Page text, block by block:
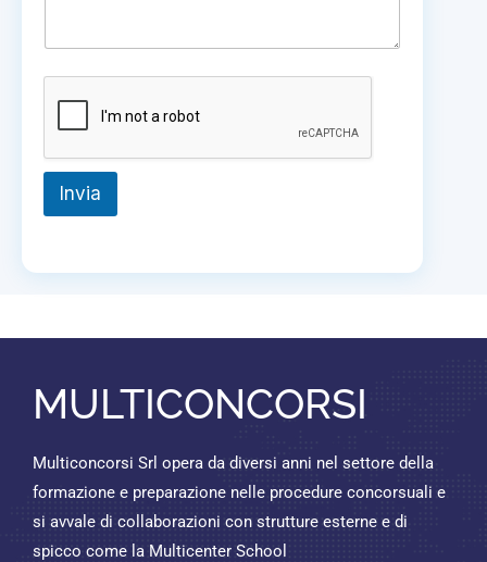
Invia
MULTICONCORSI
Multiconcorsi Srl opera da diversi anni nel settore della
formazione e preparazione nelle procedure concorsuali e
si avvale di collaborazioni con strutture esterne e di
spicco come la Multicenter School